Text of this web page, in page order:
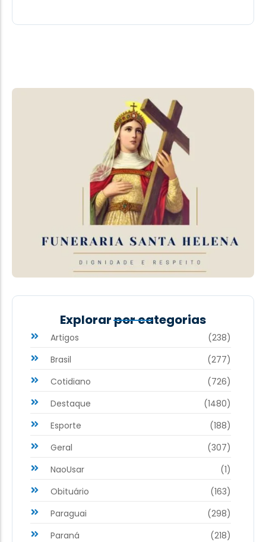
Explorar por categorias
Artigos
(238)
Brasil
(277)
Cotidiano
(726)
Destaque
(1480)
Esporte
(188)
Geral
(307)
NaoUsar
(1)
Obituário
(163)
Paraguai
(298)
Paraná
(218)